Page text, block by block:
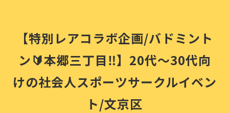
【特別レアコラボ企画/バドミント
ン🔰本郷三丁目‼️】20代〜30代向
けの社会人スポーツサークルイベン
ト/文京区